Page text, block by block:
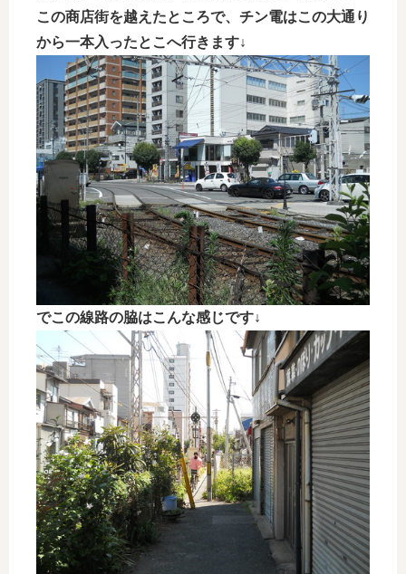
この商店街を越えたところで、チン電はこの大通り
から一本入ったとこへ行きます↓
でこの線路の脇はこんな感じです↓